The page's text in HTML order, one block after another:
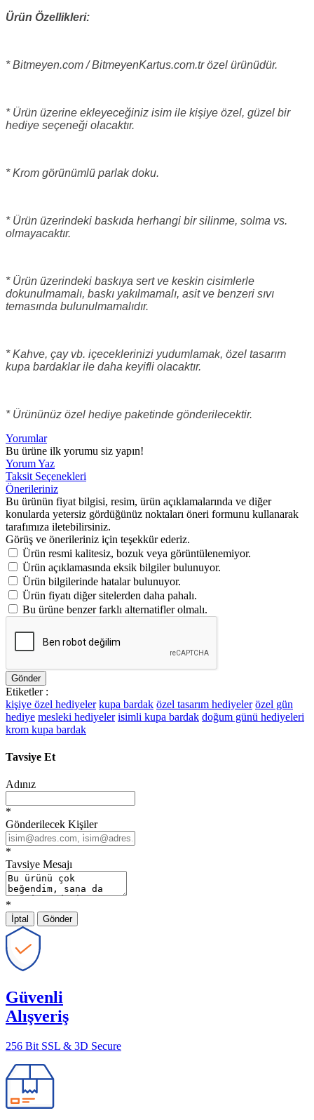
Ürün Özellikleri:
* Bitmeyen.com / BitmeyenKartus.com.tr özel ürünüdür.
* Ürün üzerine ekleyeceğiniz isim ile kişiye özel, güzel bir
hediye seçeneği olacaktır.
* Krom görünümlü parlak doku.
* Ürün üzerindeki baskıda herhangi bir silinme, solma vs.
olmayacaktır.
* Ürün üzerindeki baskıya sert ve keskin cisimlerle
dokunulmamalı, baskı yakılmamalı, asit ve benzeri sıvı
temasında bulunulmamalıdır.
* Kahve, çay vb. içeceklerinizi yudumlamak, özel tasarım
kupa bardaklar ile daha keyifli olacaktır.
* Ürününüz özel hediye paketinde gönderilecektir.
Yorumlar
Bu ürüne ilk yorumu siz yapın!
Yorum Yaz
Taksit Seçenekleri
Önerileriniz
Bu ürünün fiyat bilgisi, resim, ürün açıklamalarında ve diğer
konularda yetersiz gördüğünüz noktaları öneri formunu kullanarak
tarafımıza iletebilirsiniz.
Görüş ve önerileriniz için teşekkür ederiz.
Ürün resmi kalitesiz, bozuk veya görüntülenemiyor.
Ürün açıklamasında eksik bilgiler bulunuyor.
Ürün bilgilerinde hatalar bulunuyor.
Ürün fiyatı diğer sitelerden daha pahalı.
Bu ürüne benzer farklı alternatifler olmalı.
Gönder
Etiketler :
kişiye özel hediyeler kupa bardak özel tasarım hediyeler özel gün
hediye mesleki hediyeler isimli kupa bardak doğum günü hediyeleri
krom kupa bardak
Tavsiye Et
Adınız
*
Gönderilecek Kişiler
*
Tavsiye Mesajı
*
İptal Gönder
Güvenli
Alışveriş
256 Bit SSL & 3D Secure